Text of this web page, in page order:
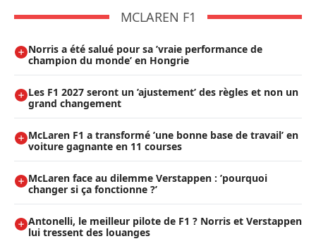
MCLAREN F1
Norris a été salué pour sa ’vraie performance de
champion du monde’ en Hongrie
Les F1 2027 seront un ’ajustement’ des règles et non un
grand changement
McLaren F1 a transformé ’une bonne base de travail’ en
voiture gagnante en 11 courses
McLaren face au dilemme Verstappen : ’pourquoi
changer si ça fonctionne ?’
Antonelli, le meilleur pilote de F1 ? Norris et Verstappen
lui tressent des louanges